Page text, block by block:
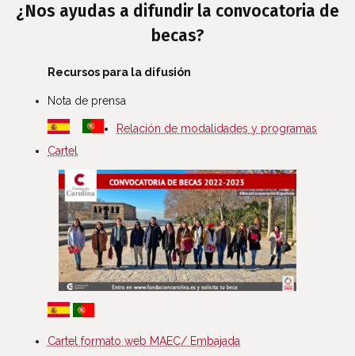
¿Nos ayudas a difundir la convocatoria de
becas?
Recursos para la difusión
Nota de prensa
Relación de modalidades y programas
Cartel
Cartel formato web MAEC/ Embajada